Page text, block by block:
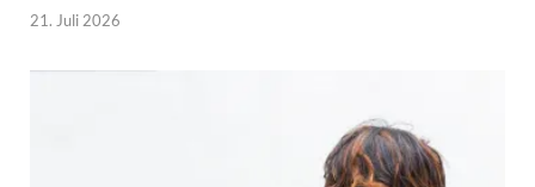
21. Juli 2026